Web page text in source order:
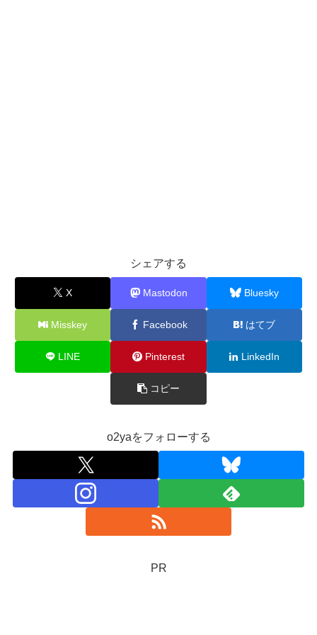
シェアする
X Mastodon Bluesky
Misskey Facebook はてブ
LINE Pinterest LinkedIn
コピー
o2yaをフォローする
PR